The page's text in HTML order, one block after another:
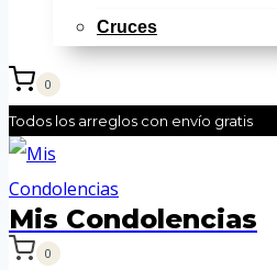
Cruces
0
Todos los arreglos con envío gratis
Mis Condolencias
0